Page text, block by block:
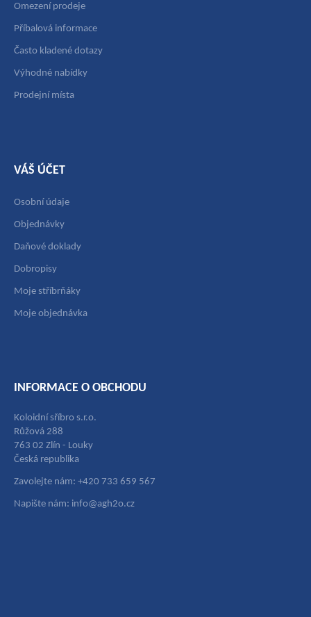
Omezení prodeje
Příbalová informace
Často kladené dotazy
Výhodné nabídky
Prodejní místa
VÁŠ ÚČET
Osobní údaje
Objednávky
Daňové doklady
Dobropisy
Moje stříbrňáky
Moje objednávka
INFORMACE O OBCHODU
Koloidní sříbro s.r.o.
Růžová 288
763 02 Zlín - Louky
Česká republika
Zavolejte nám: +420 733 659 567
Napište nám: info@agh2o.cz